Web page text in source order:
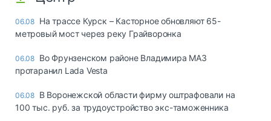
06.08 На трассе Курск – Касторное обновляют 65-
метровый мост через реку Грайворонка
06.08 Во Фрунзенском районе Владимира МАЗ
протаранил Lada Vesta
06.08 В Воронежской области фирму оштрафовали на
100 тыс. руб. за трудоустройство экс-таможенника